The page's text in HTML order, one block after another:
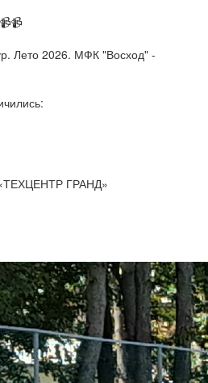
Лето 2026. МФК "Восход" -
ГРАНД»